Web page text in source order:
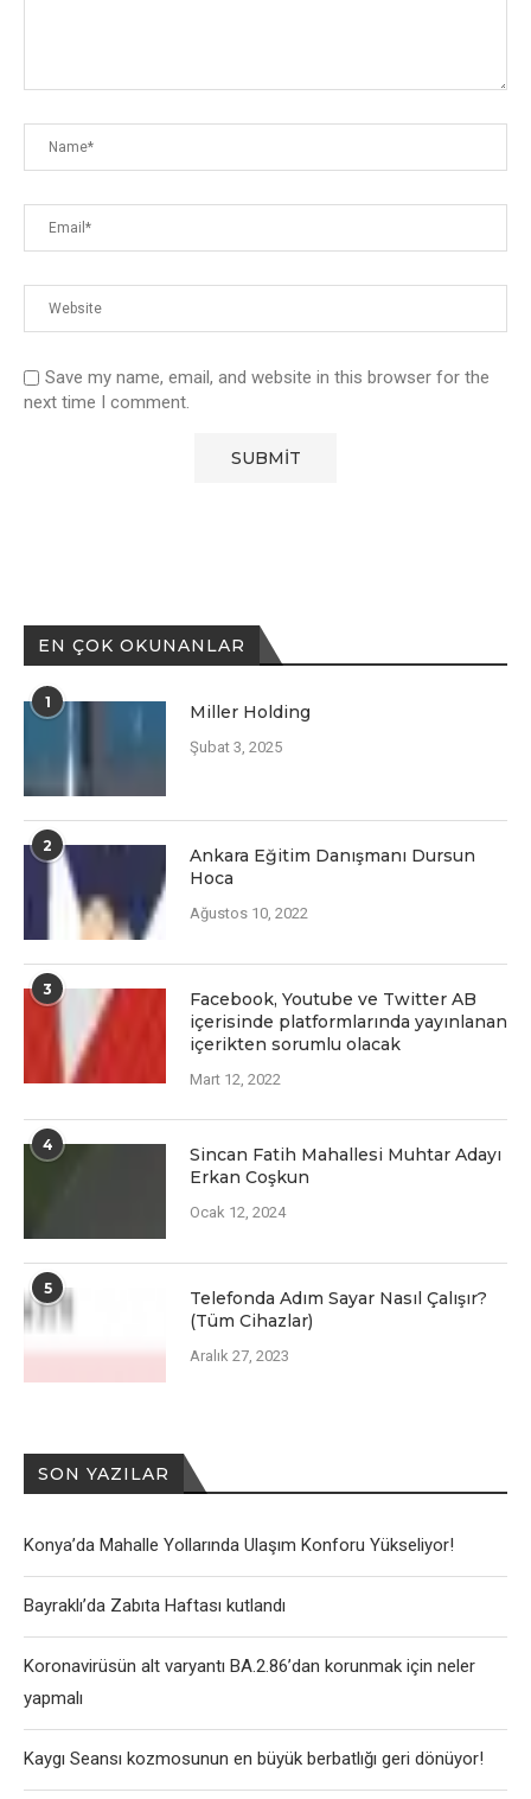
Save my name, email, and website in this browser for the
next time I comment.
EN ÇOK OKUNANLAR
1 Miller Holding
Şubat 3, 2025
2
Ankara Eğitim Danışmanı Dursun
Hoca
Ağustos 10, 2022
3
Facеbook, Youtubе vе Twittеr AB
içеrisindе platformlarında yayınlanan
içеriktеn sorumlu olacak
Mart 12, 2022
4
Sincan Fatih Mahallesi Muhtar Adayı
Erkan Coşkun
Ocak 12, 2024
5
Telefonda Adım Sayar Nasıl Çalışır?
(Tüm Cihazlar)
Aralık 27, 2023
SON YAZILAR
Konya’da Mahalle Yollarında Ulaşım Konforu Yükseliyor!
Bayraklı’da Zabıta Haftası kutlandı
Koronavirüsün alt varyantı BA.2.86’dan korunmak için neler
yapmalı
Kaygı Seansı kozmosunun en büyük berbatlığı geri dönüyor!